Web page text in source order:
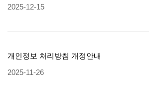
2025-12-15
개인정보 처리방침 개정안내
2025-11-26